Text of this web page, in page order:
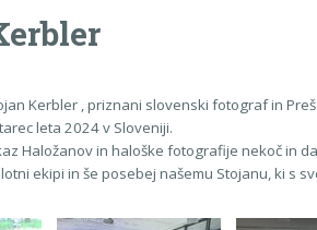
Kerbler , priznani slovenski fotograf in
leta 2024 v Sloveniji.
Haložanov in haloške fotografije nekoč in
ekipi in še posebej našemu Stojanu, ki s